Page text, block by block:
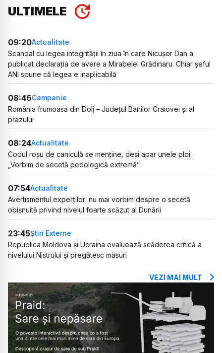
ULTIMELE
09:20Actualitate
Scandal cu legea integrității în ziua în care Nicușor Dan a
publicat declarația de avere a Mirabelei Grădinaru. Chiar șeful
ANI spune că legea e inaplicabilă
08:46Campanie
România frumoasă din Dolj – Județul Banilor Craiovei și al
prazului
08:24Actualitate
Codul roșu de caniculă se menține, deși apar unele ploi:
„Vorbim de secetă pedologică extremă”
07:54Actualitate
Avertismentul experților: nu mai vorbim despre o secetă
obișnuită privind nivelul foarte scăzut al Dunării
23:45Știri Externe
Republica Moldova și Ucraina evaluează scăderea critică a
nivelului Nistrului și pregătesc măsuri
VEZI MAI MULT